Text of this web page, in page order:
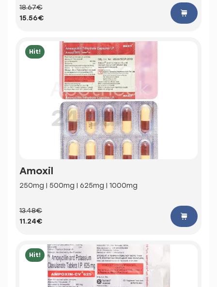
18.67€
15.56€
Hit!
Amoxil
250mg | 500mg | 625mg | 1000mg
13.48€
11.24€
Hit!